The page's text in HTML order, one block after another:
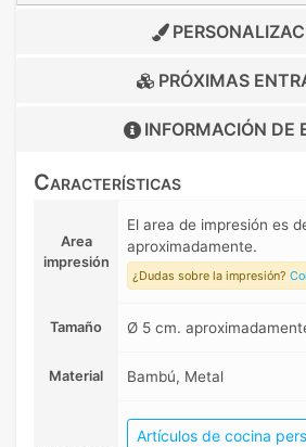
PRÓXIMAS
INFORMACIÓN DE
Características
Area
impresión
El area de impresión es
aproximadamente.
¿Dudas sobre la impresión?
Tamaño Ø 5 cm.
Material Bambú, Metal
Artículos de cocina